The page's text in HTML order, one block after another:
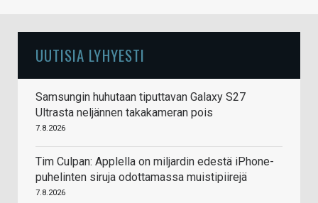
UUTISIA LYHYESTI
Samsungin huhutaan tiputtavan Galaxy S27
Ultrasta neljännen takakameran pois
7.8.2026
Tim Culpan: Applella on miljardin edestä iPhone-
puhelinten siruja odottamassa muistipiirejä
7.8.2026